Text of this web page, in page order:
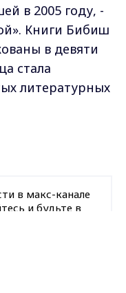
в 2005 году, -
Книги Бибиш
в девяти
стала
литературных
в макс-канале
и будьте в